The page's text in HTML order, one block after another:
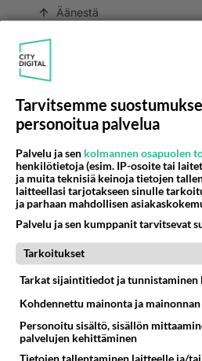
Äänestä
Ketjusta on poistettu0
Takaisin ylös
LUETUIMMAT
KUUKAUSI
Mitä tuot pöytään
04.08.2026 16:53
Sinkut
2 km on nykyään liian pitkä
Tarvitsemme
personoitua palvelua
Palvelu ja sen kolmannen osapuolen
henkilötietoja (esim. IP-osoite tai
ja muita teknisiä keinoja tietojen
laitteellasi tarjotakseen sinulle
ja parhaan mahdollisen
Palvelu ja sen kumppanit tarvitsevat
Tarkoitukset
Tarkat sijaintitiedot ja tunnistaminen
Kohdennettu mainonta ja
Personoitu sisältö, sisällön
palvelujen kehittäminen